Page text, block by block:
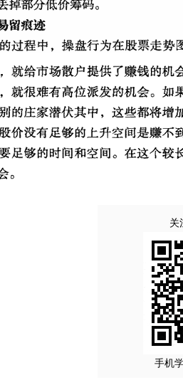
关
手机